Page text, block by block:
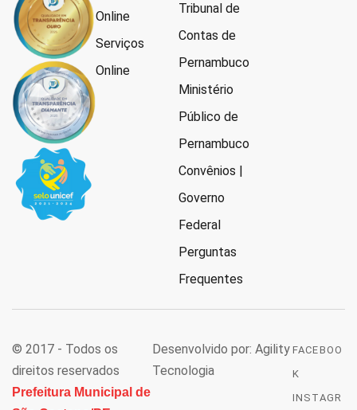
Online
Serviços
Online
Tribunal de
Contas de
Pernambuco
Ministério
Público de
Pernambuco
Convênios |
Governo
Federal
Perguntas
Frequentes
© 2017 - Todos os
direitos reservados
Prefeitura Municipal de
Desenvolvido por: Agility
Tecnologia
FACEBOO
K
INSTAGR